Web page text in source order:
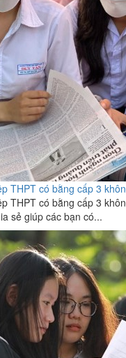
THPT có bằng cấp 3
THPT có bằng cấp 3
sẻ giúp các bạn có...